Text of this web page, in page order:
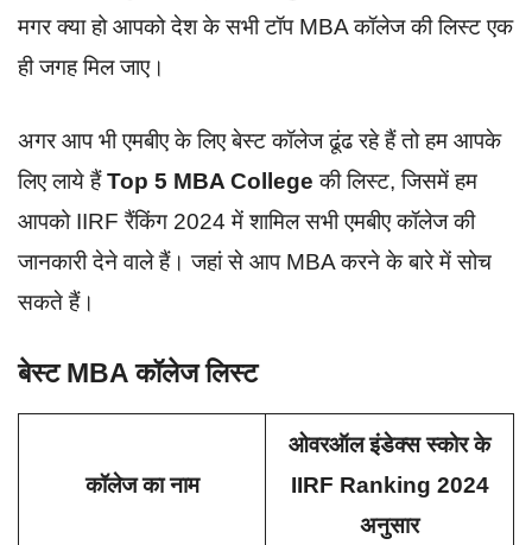
मगर क्या हो आपको देश के सभी टॉप MBA कॉलेज की लिस्ट एक
ही जगह मिल जाए।
अगर आप भी एमबीए के लिए बेस्ट कॉलेज ढूंढ रहे हैं तो हम आपके
लिए लाये हैंTop 5 MBA College की लिस्ट, जिसमें हम
आपको IIRF रैंकिंग 2024 में शामिल सभी एमबीए कॉलेज की
जानकारी देने वाले हैं। जहां से आप MBA करने के बारे में सोच
सकते हैं।
बेस्ट MBA कॉलेज लिस्ट
कॉलेज का नाम
ओवरऑल इंडेक्स स्कोर के
IIRF Ranking 2024
अनुसार